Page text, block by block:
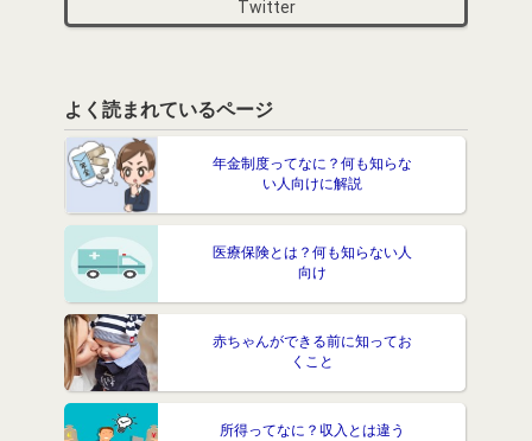
Twitter
よく読まれているページ
年金制度ってなに？何も知らな
い人向けに解説
医療保険とは？何も知らない人
向け
赤ちゃんができる前に知ってお
くこと
所得ってなに？収入とは違う